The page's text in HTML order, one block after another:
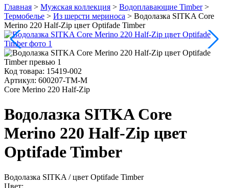
Главная > Мужская коллекция > Водоплавающие Timber >
Термобелье > Из шерсти мериноса > Водолазка SITKA Core
Merino 220 Half-Zip цвет Optifade Timber
Код товара: 15419-002
Артикул: 600207-TM-M
Core Merino 220 Half-Zip
Водолазка SITKA Core
Merino 220 Half-Zip цвет
Optifade Timber
Водолазка SITKA / цвет Optifade Timber
Цвет: